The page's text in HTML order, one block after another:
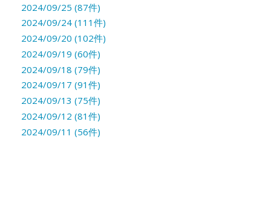
2024/09/25 (87件)
2024/09/24 (111件)
2024/09/20 (102件)
2024/09/19 (60件)
2024/09/18 (79件)
2024/09/17 (91件)
2024/09/13 (75件)
2024/09/12 (81件)
2024/09/11 (56件)